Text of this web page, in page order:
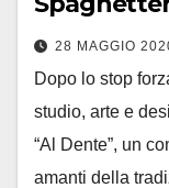
28 MAGGIO
Dopo lo stop
studio, arte e
“Al Dente”, un
amanti della